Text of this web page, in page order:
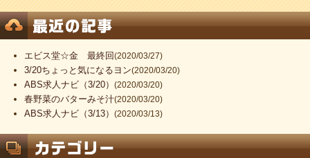
エビス堂☆金 最終回(2020/03/27)
3/20ちょっと気になるヨン(2020/03/20)
ABS求人ナビ（3/20）(2020/03/20)
春野菜のバターみそ汁(2020/03/20)
ABS求人ナビ（3/13）(2020/03/13)